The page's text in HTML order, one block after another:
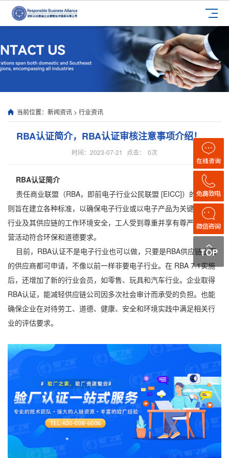
当前位置： 新闻资讯 > 行业资讯
RBA认证简介，RBA认证审核注意事项介绍！
时间：2023-07-21 点击： 0次
RBA认证简介
责任商业联盟（RBA，即前电子行业公民联盟 [EICC]）的行为准
则旨在建立各种标准，以确保电子行业或以电子产品为关键要素的
行业及其供应链的工作环境安全，工人受到尊重并享有尊严，且经
营活动符合环保和道德要求。
目前，RBA认证不是电子行业也可以做，只要是RBA供应链上面
的供应商都可申请，不像以前一样非要电子行业。在 RBA 7.1实施
后，还增加了新的行业会员，如零售、玩具和汽车行业。企业取得
RBA认证，能减轻供应链公司因多次社会审计而承受的负担。也能
确保企业在对待劳工、道德、健康、安全和环境实践中满足相关行
业的评估要求。